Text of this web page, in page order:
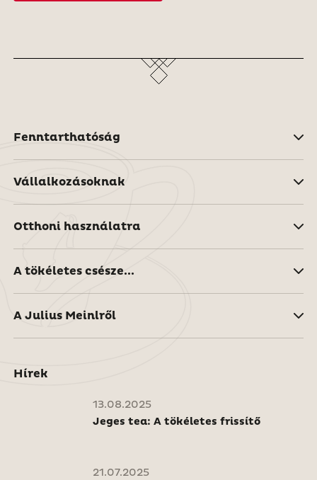
Fenntarthatóság
Vállalkozásoknak
Otthoni használatra
A tökéletes csésze...
A Julius Meinlről
Hírek
13.08.2025
Jeges tea: A tökéletes frissítő
21.07.2025